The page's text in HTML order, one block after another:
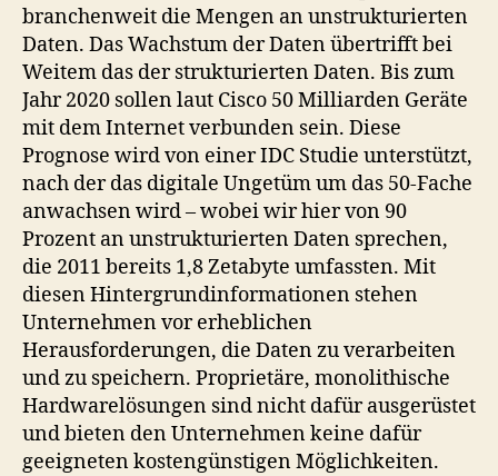
branchenweit die Mengen an unstrukturierten
Daten. Das Wachstum der Daten übertrifft bei
Weitem das der strukturierten Daten. Bis zum
Jahr 2020 sollen laut Cisco 50 Milliarden Geräte
mit dem Internet verbunden sein. Diese
Prognose wird von einer IDC Studie unterstützt,
nach der das digitale Ungetüm um das 50-Fache
anwachsen wird – wobei wir hier von 90
Prozent an unstrukturierten Daten sprechen,
die 2011 bereits 1,8 Zetabyte umfassten. Mit
diesen Hintergrundinformationen stehen
Unternehmen vor erheblichen
Herausforderungen, die Daten zu verarbeiten
und zu speichern. Proprietäre, monolithische
Hardwarelösungen sind nicht dafür ausgerüstet
und bieten den Unternehmen keine dafür
geeigneten kostengünstigen Möglichkeiten.